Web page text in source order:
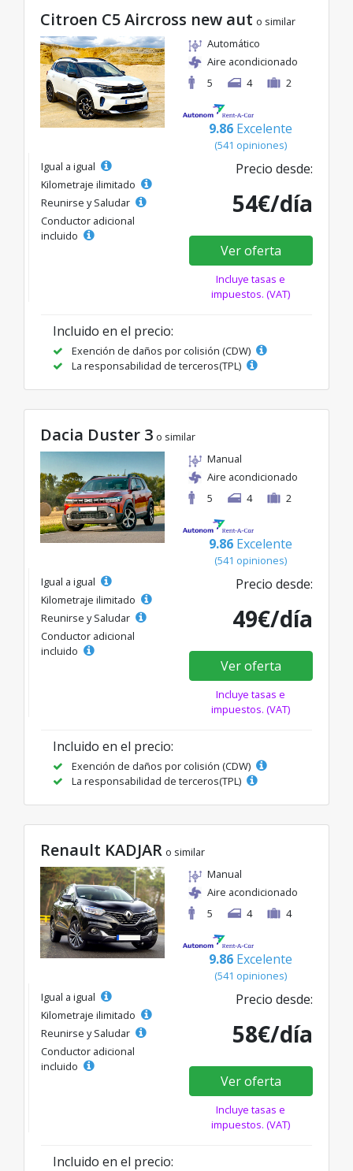
Citroen C5 Aircross new aut o similar
Automático
Aire acondicionado
5
4 2
9.86 Excelente
(541 opiniones)
Igual a igual
Kilometraje ilimitado
Reunirse y Saludar
Conductor adicional
incluido
Precio desde:
54€/día
Ver oferta
Incluye tasas e
impuestos. (VAT)
Incluido en el precio:
Exención de daños por colisión (CDW)
La responsabilidad de terceros(TPL)
Dacia Duster 3 o similar
Manual
Aire acondicionado
5
4 2
9.86 Excelente
(541 opiniones)
Igual a igual
Kilometraje ilimitado
Reunirse y Saludar
Conductor adicional
incluido
Precio desde:
49€/día
Ver oferta
Incluye tasas e
impuestos. (VAT)
Incluido en el precio:
Exención de daños por colisión (CDW)
La responsabilidad de terceros(TPL)
Renault KADJAR o similar
Manual
Aire acondicionado
5
4 4
9.86 Excelente
(541 opiniones)
Igual a igual
Kilometraje ilimitado
Reunirse y Saludar
Conductor adicional
incluido
Precio desde:
58€/día
Ver oferta
Incluye tasas e
impuestos. (VAT)
Incluido en el precio: